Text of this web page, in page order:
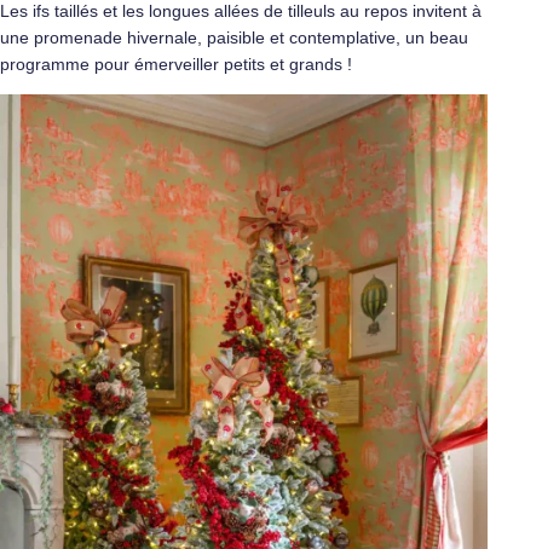
Les ifs taillés et les longues allées de tilleuls au repos invitent à
une promenade hivernale, paisible et contemplative, un beau
programme pour émerveiller petits et grands !